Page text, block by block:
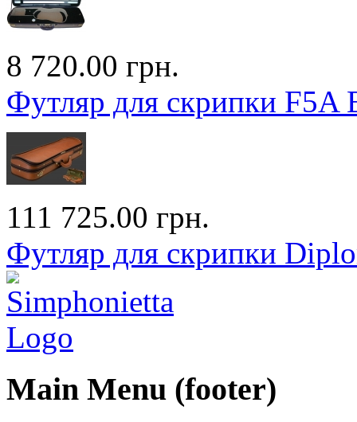
8 720.00 грн.
Футляр для скрипки F5A
111 725.00 грн.
Футляр для скрипки
Main Menu (footer)